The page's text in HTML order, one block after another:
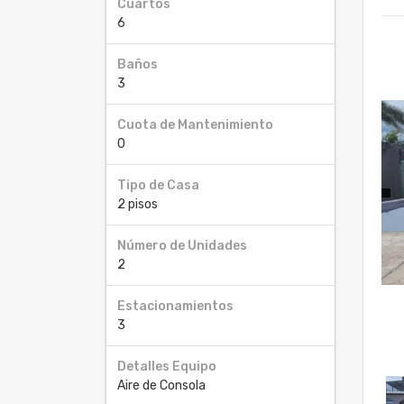
Cuartos
6
Baños
3
Cuota de Mantenimiento
0
Tipo de Casa
2 pisos
Número de Unidades
2
Estacionamientos
3
Detalles Equipo
Aire de Consola